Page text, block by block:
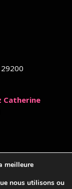
Catherine
meilleure
nous utilisons ou